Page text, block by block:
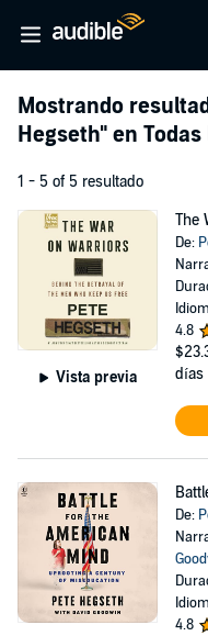
Mostrando
Hegseth" en
1 - 5 of 5 resultado
Vista previa
The
De:
4.8
días
De:
4.8